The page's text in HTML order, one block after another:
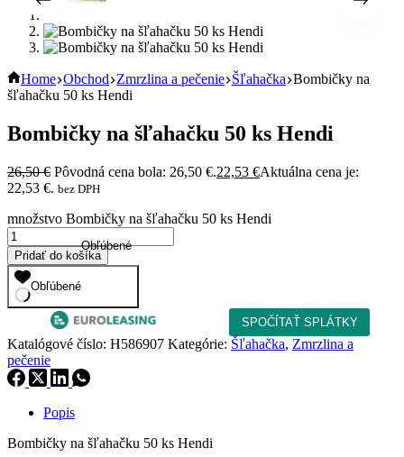
Home Obchod Zmrzlina a pečenie Šľahačka Bombičky na
šľahačku 50 ks Hendi
Bombičky na šľahačku 50 ks Hendi
26,50€ Pôvodná cena bola: 26,50 €.22,53 €Aktuálna cena je:
22,53 €. bez DPH
množstvo Bombičky na šľahačku 50 ks Hendi
Pridať do košíka
Obľúbené
Obľúbené
Katalógové číslo: H586907 Kategórie: Šľahačka, Zmrzlina a
pečenie
Popis
Bombičky na šľahačku 50 ks Hendi